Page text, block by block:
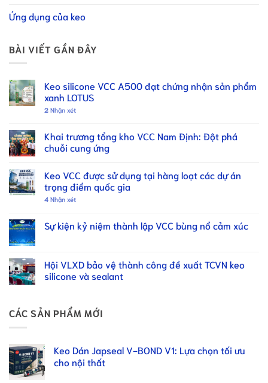
Ứng dụng của keo
BÀI VIẾT GẦN ĐÂY
Keo silicone VCC A500 đạt chứng nhận sản phẩm
xanh LOTUS
2 Nhận xét
Khai trương tổng kho VCC Nam Định: Đột phá
chuỗi cung ứng
Keo VCC được sử dụng tại hàng loạt các dự án
trọng điểm quốc gia
4 Nhận xét
Sự kiện kỷ niệm thành lập VCC bùng nổ cảm xúc
Hội VLXD bảo vệ thành công đề xuất TCVN keo
silicone và sealant
CÁC SẢN PHẨM MỚI
Keo Dán Japseal V-BOND V1: Lựa chọn tối ưu
cho nội thất